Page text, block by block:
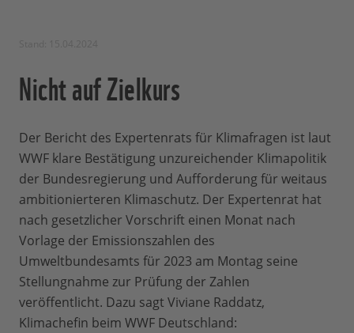
Nicht auf Zielkurs
Der Bericht des Expertenrats für Klimafragen ist laut
WWF klare Bestätigung unzureichender Klimapolitik
der Bundesregierung und Aufforderung für weitaus
ambitionierteren Klimaschutz. Der Expertenrat hat
nach gesetzlicher Vorschrift einen Monat nach
Vorlage der Emissionszahlen des
Umweltbundesamts für 2023 am Montag seine
Stellungnahme zur Prüfung der Zahlen
veröffentlicht. Dazu sagt Viviane Raddatz,
Klimachefin beim WWF Deutschland: